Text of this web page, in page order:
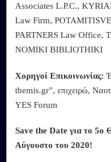
Associates L.P.C.,
Law Firm,
PARTNERS Law Office,
NOMIKI BIBLIOTHIKI
Χορηγοί Επικοινωνίας:
themis.gr”, επιχειρώ,
YES Forum
Save the Date για το 5ο
Αύγουστο του 2020!